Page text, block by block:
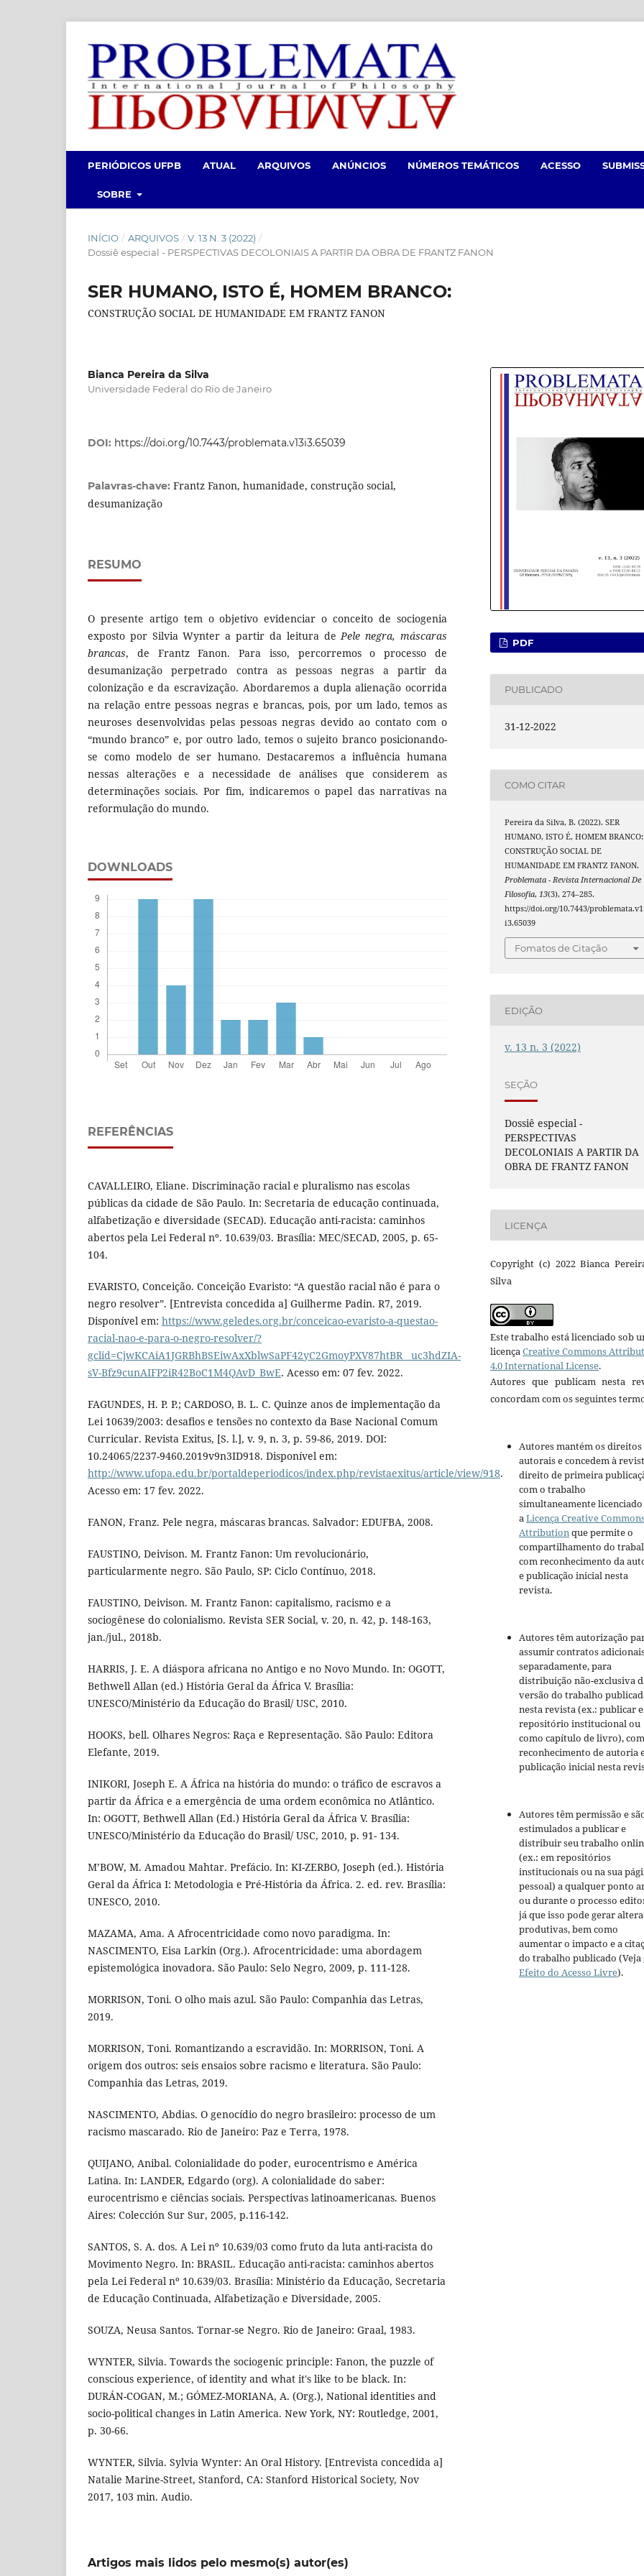
PERIÓDICOS UFPB ATUAL ARQUIVOS ANÚNCIOS NÚMEROS TEMÁTICOS ACESSO
SOBRE
INÍCIO / ARQUIVOS / V. 13 N. 3 (2022) /
Dossiê especial - PERSPECTIVAS DECOLONIAIS A PARTIR DA OBRA DE FRANTZ FANON
SER HUMANO, ISTO É, HOMEM BRANCO:
CONSTRUÇÃO SOCIAL DE HUMANIDADE EM FRANTZ FANON
Bianca Pereira da Silva
Universidade Federal do Rio de Janeiro
DOI: https://doi.org/10.7443/problemata.v13i3.65039
Palavras-chave: Frantz Fanon, humanidade, construção social,
desumanização
RESUMO
O presente artigo tem o objetivo evidenciar o conceito de sociogenia
exposto por Silvia Wynter a partir da leitura dePele negra, máscaras
brancas, de Frantz Fanon. Para isso, percorremos o processo de
desumanização perpetrado contra as pessoas negras a partir da
colonização e da escravização. Abordaremos a dupla alienação ocorrida
na relação entre pessoas negras e brancas, pois, por um lado, temos as
neuroses desenvolvidas pelas pessoas negras devido ao contato com o
“mundo branco” e, por outro lado, temos o sujeito branco posicionando-
se como modelo de ser humano. Destacaremos a influência humana
nessas alterações e a necessidade de análises que considerem as
determinações sociais. Por fim, indicaremos o papel das narrativas na
reformulação do mundo.
DOWNLOADS
REFERÊNCIAS
CAVALLEIRO, Eliane. Discriminação racial e pluralismo nas escolas
públicas da cidade de São Paulo. In: Secretaria de educação continuada,
alfabetização e diversidade (SECAD). Educação anti-racista: caminhos
abertos pela Lei Federal nº. 10.639/03. Brasília: MEC/SECAD, 2005, p. 65-
104.
EVARISTO, Conceição. Conceição Evaristo: “A questão racial não é para o
negro resolver”. [Entrevista concedida a] Guilherme Padin. R7, 2019.
Disponível em: https://www.geledes.org.br/conceicao-evaristo-a-questao-
racial-nao-e-para-o-negro-resolver/?
gclid=CjwKCAiA1JGRBhBSEiwAxXblwSaPF42yC2GmoyPXV87htBR__uc3hdZIA-
sV-Bfz9cunAIFP2iR42BoC1M4QAvD_BwE. Acesso em: 07 fev. 2022.
FAGUNDES, H. P. P.; CARDOSO, B. L. C. Quinze anos de implementação da
Lei 10639/2003: desafios e tensões no contexto da Base Nacional Comum
Curricular. Revista Exitus, [S. l.], v. 9, n. 3, p. 59-86, 2019. DOI:
10.24065/2237-9460.2019v9n3ID918. Disponível em:
http://www.ufopa.edu.br/portaldeperiodicos/index.php/revistaexitus/article/view/918.
Acesso em: 17 fev. 2022.
FANON, Franz. Pele negra, máscaras brancas. Salvador: EDUFBA, 2008.
FAUSTINO, Deivison. M. Frantz Fanon: Um revolucionário,
particularmente negro. São Paulo, SP: Ciclo Contínuo, 2018.
FAUSTINO, Deivison. M. Frantz Fanon: capitalismo, racismo e a
sociogênese do colonialismo. Revista SER Social, v. 20, n. 42, p. 148-163,
jan./jul., 2018b.
HARRIS, J. E. A diáspora africana no Antigo e no Novo Mundo. In: OGOTT,
Bethwell Allan (ed.) História Geral da África V. Brasília:
UNESCO/Ministério da Educação do Brasil/ USC, 2010.
HOOKS, bell. Olhares Negros: Raça e Representação. São Paulo: Editora
Elefante, 2019.
INIKORI, Joseph E. A África na história do mundo: o tráfico de escravos a
partir da África e a emergência de uma ordem econômica no Atlântico.
In: OGOTT, Bethwell Allan (Ed.) História Geral da África V. Brasília:
UNESCO/Ministério da Educação do Brasil/ USC, 2010, p. 91- 134.
M’BOW, M. Amadou Mahtar. Prefácio. In: KI-ZERBO, Joseph (ed.). História
Geral da África I: Metodologia e Pré-História da África. 2. ed. rev. Brasília:
UNESCO, 2010.
MAZAMA, Ama. A Afrocentricidade como novo paradigma. In:
NASCIMENTO, Eisa Larkin (Org.). Afrocentricidade: uma abordagem
epistemológica inovadora. São Paulo: Selo Negro, 2009, p. 111-128.
MORRISON, Toni. O olho mais azul. São Paulo: Companhia das Letras,
2019.
MORRISON, Toni. Romantizando a escravidão. In: MORRISON, Toni. A
origem dos outros: seis ensaios sobre racismo e literatura. São Paulo:
Companhia das Letras, 2019.
NASCIMENTO, Abdias. O genocídio do negro brasileiro: processo de um
racismo mascarado. Rio de Janeiro: Paz e Terra, 1978.
QUIJANO, Anibal. Colonialidade do poder, eurocentrismo e América
Latina. In: LANDER, Edgardo (org). A colonialidade do saber:
eurocentrismo e ciências sociais. Perspectivas latinoamericanas. Buenos
Aires: Colección Sur Sur, 2005, p.116-142.
SANTOS, S. A. dos. A Lei nº 10.639/03 como fruto da luta anti-racista do
Movimento Negro. In: BRASIL. Educação anti-racista: caminhos abertos
pela Lei Federal nº 10.639/03. Brasília: Ministério da Educação, Secretaria
de Educação Continuada, Alfabetização e Diversidade, 2005.
SOUZA, Neusa Santos. Tornar-se Negro. Rio de Janeiro: Graal, 1983.
WYNTER, Silvia. Towards the sociogenic principle: Fanon, the puzzle of
conscious experience, of identity and what it's like to be black. In:
DURÁN-COGAN, M.; GÓMEZ-MORIANA, A. (Org.), National identities and
socio-political changes in Latin America. New York, NY: Routledge, 2001,
p. 30-66.
WYNTER, Silvia. Sylvia Wynter: An Oral History. [Entrevista concedida a]
Natalie Marine-Street, Stanford, CA: Stanford Historical Society, Nov
2017, 103 min. Audio.
PDF
PUBLICADO
31-12-2022
COMO CITAR
Pereira da Silva, B. (2022). SER
HUMANO, ISTO É, HOMEM
CONSTRUÇÃO SOCIAL DE
HUMANIDADE EM FRANTZ FANON.
Problemata - Revista Internacional De
Filosofia, 13(3), 274–285.
https://doi.org/10.7443/
i3.65039
Fomatos de Citação
EDIÇÃO
v. 13 n. 3 (2022)
SEÇÃO
Dossiê especial -
PERSPECTIVAS
DECOLONIAIS A PARTIR DA
OBRA DE FRANTZ FANON
LICENÇA
Copyright (c) 2022 Bianca
Silva
Este trabalho está licenciado sob
licençaCreative Commons
4.0 International License.
Autores que publicam nesta
concordam com os seguintes
Autores mantém os direitos
autorais e concedem à
direito de primeira
com o trabalho
simultaneamente
aLicença Creative
Attributionque permite o
compartilhamento do
com reconhecimento da
e publicação inicial nesta
revista.
Autores têm autorização
assumir contratos
separadamente, para
distribuição não-exclusiva
versão do trabalho
nesta revista (ex.: publicar
repositório institucional ou
como capítulo de livro), com
reconhecimento de autoria
publicação inicial nesta
Autores têm permissão e
estimulados a publicar e
distribuir seu trabalho
(ex.: em repositórios
institucionais ou na sua
pessoal) a qualquer ponto
ou durante o processo
já que isso pode gerar
produtivas, bem como
aumentar o impacto e a
do trabalho publicado (Veja
Efeito do Acesso Livre).
Artigos mais lidos pelo mesmo(s) autor(es)